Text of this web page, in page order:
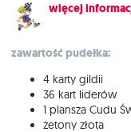
więcej
zawartość pudełka:
4 karty gildii
36 kart liderów
1 plansza Cudu
żetony złota